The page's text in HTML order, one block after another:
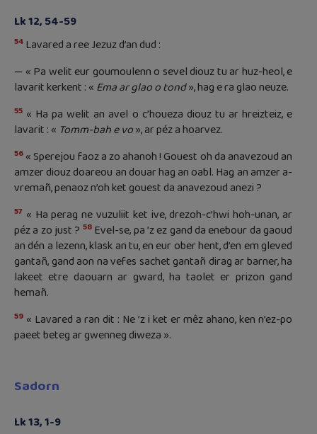
Lk 12, 54-59
54 Lavared a ree Jezuz d’an dud :
— « Pa welit eur goumoulenn o sevel diouz tu ar huz-heol, e
lavarit kerkent : « Ema ar glao o tond», hag e ra glao neuze.
55 « Ha pa welit an avel o c’houeza diouz tu ar hreizteiz, e
lavarit : « Tomm-bah e vo», ar péz a hoarvez.
56 « Sperejou faoz a zo ahanoh ! Gouest oh da anavezoud an
amzer diouz doareou an douar hag an oabl. Hag an amzer a-
vremañ, penaoz n’oh ket gouest da anavezoud anezi ?
57 « Ha perag ne vuzuliit ket ive, drezoh-c’hwi hoh-unan, ar
péz a zo just ? 58Evel-se, pa ’z ez gand da enebour da gaoud
an dén a lezenn, klask an tu, en eur ober hent, d’en em gleved
gantañ, gand aon na vefes sachet gantañ dirag ar barner, ha
lakeet etre daouarn ar gward, ha taolet er prizon gand
hemañ.
59 « Lavared a ran dit : Ne ’z i ket er mêz ahano, ken n’ez-po
paeet beteg ar gwenneg diweza ».
Sadorn
Lk 13, 1-9